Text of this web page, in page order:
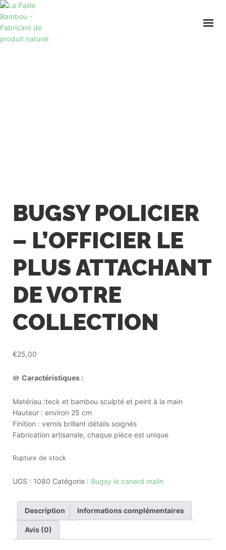
BUGSY POLICIER
– L’OFFICIER LE
PLUS ATTACHANT
DE VOTRE
COLLECTION
€25,00
🪷 Caractéristiques :
Matériau :teck et bambou sculpté et peint à la main
Hauteur : environ 25 cm
Finition : vernis brillant détails soignés
Fabrication artisanale, chaque pièce est unique
Rupture de stock
UGS : 1080 Catégorie : Bugsy le canard malin
Description Informations complémentaires
Avis (0)